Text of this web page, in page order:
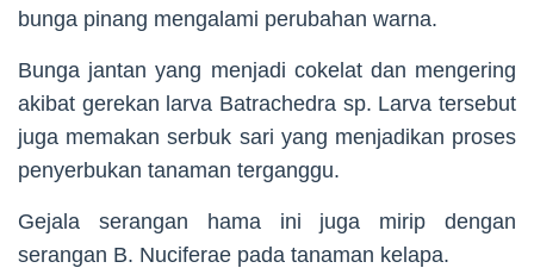
bunga pinang mengalami perubahan warna.
Bunga jantan yang menjadi cokelat dan mengering
akibat gerekan larva Batrachedra sp. Larva tersebut
juga memakan serbuk sari yang menjadikan proses
penyerbukan tanaman terganggu.
Gejala serangan hama ini juga mirip dengan
serangan B. Nuciferae pada tanaman kelapa.